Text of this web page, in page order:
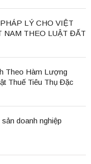
LÝ CHO VIỆT
NAM THEO LUẬT ĐẤT
Theo Hàm Lượng
Thuế Tiêu Thụ Đặc
doanh nghiệp